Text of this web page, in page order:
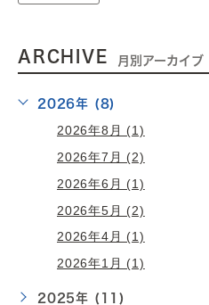
ARCHIVE 月別アーカイブ
2026年 (8)
2026年8月 (1)
2026年7月 (2)
2026年6月 (1)
2026年5月 (2)
2026年4月 (1)
2026年1月 (1)
2025年 (11)